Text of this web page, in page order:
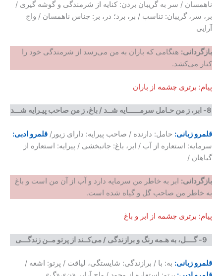
ناهمسان / سر به گریبان بردن: کنایه از شرمندگی و گوشه گیری /
بر، سر، گریبان: تناسب / بر، برد؛ در، بر: جناس ناهمسان / واج
آرایی
بازگردانی: هنگامی که باران به من می‌رسد از شرمندگی خود را
کنار می‌کشد.
پیام: برتری چشمه از باران
8- ابر، ز من حـامل سرمــــــایه شــد /باغ، ‌ز من صاحب پیـرایه شـــد
قلمرو زبانی: حامل: دارنده / صاحب پیرایه: دارای زیور/ قلمرو ادبی:
سرمایه: استعاره از آب / ابر، باغ: جانبخشی / پیرایه: استعاره از
گیاهان /
بازگردانی: ابر به خاطر من سرمایه دارد و آب از آن من است و باغ
به خاطر من صاحب گل و گیاه شده است.
پیام: برتری چشمه از ابر و باغ
9- گــــل، به هـمه رنگ و برازندگی /می‌کــند از پرتو مــن زندگـــی
قلمرو زبانی: به: با / برازندگی: شایستگی،‌‌ لیاقت / پرتو: اشعه /